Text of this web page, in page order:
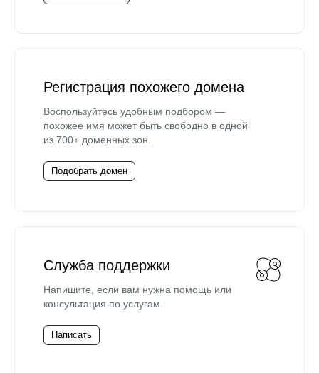
Регистрация похожего домена
Воспользуйтесь удобным подбором —
похожее имя может быть свободно в одной
из 700+ доменных зон.
Подобрать домен
Служба поддержки
Напишите, если вам нужна помощь или
консультация по услугам.
Написать